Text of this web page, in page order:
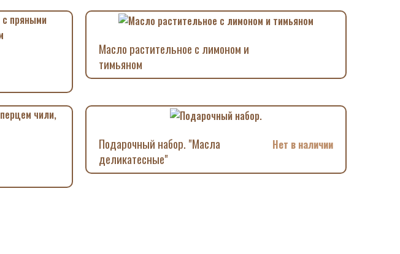
Масло растительное с лимоном и
тимьяном
Подарочный набор. "Масла
деликатесные"
Нет в наличии